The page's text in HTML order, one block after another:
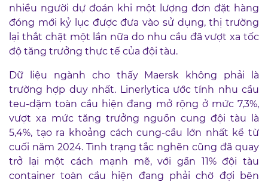
nhiều người dự đoán khi một lượng đơn đặt hàng
đóng mới kỷ lục được đưa vào sử dụng, thị trường
lại thắt chặt một lần nữa do nhu cầu đã vượt xa tốc
độ tăng trưởng thực tế của đội tàu.
Dữ liệu ngành cho thấy Maersk không phải là
trường hợp duy nhất. Linerlytica ước tính nhu cầu
teu-dặm toàn cầu hiện đang mở rộng ở mức 7,3%,
vượt xa mức tăng trưởng nguồn cung đội tàu là
5,4%, tạo ra khoảng cách cung-cầu lớn nhất kể từ
cuối năm 2024. Tình trạng tắc nghẽn cũng đã quay
trở lại một cách mạnh mẽ, với gần 11% đội tàu
container toàn cầu hiện đang phải chờ đợi bên